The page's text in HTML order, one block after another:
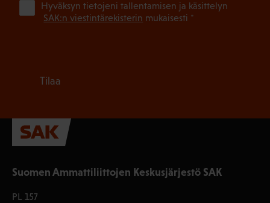
Suomen Ammattiliittojen Keskusjärjestö SAK
PL 157
Hyväksyn tietojeni tallentamisen ja käsittelyn
SAK:n viestintärekisterin mukaisesti *
Tilaa